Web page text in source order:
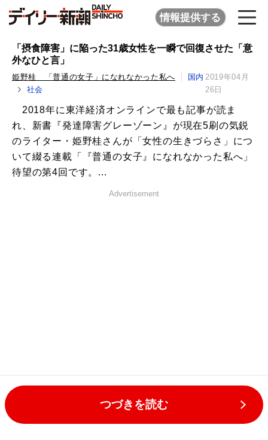
情報提供する
「摂食障害」に陥った31歳女性を一瞬で回復させた「意
外なひと言」
姫野桂 「普通の女子」になれなかった私へ
国内
社会
2019年04月
26日
2018年に東洋経済オンラインで最も記事が読ま
れ、新書『発達障害グレーゾーン』が現在5刷の気鋭
のライター・姫野桂さんが「女性の生きづらさ」につ
いて綴る連載「『普通の女子』になれなかった私へ」
待望の第4回です。...
Advertisement
つづきを読む